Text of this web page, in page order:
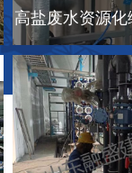
高盐废水资源